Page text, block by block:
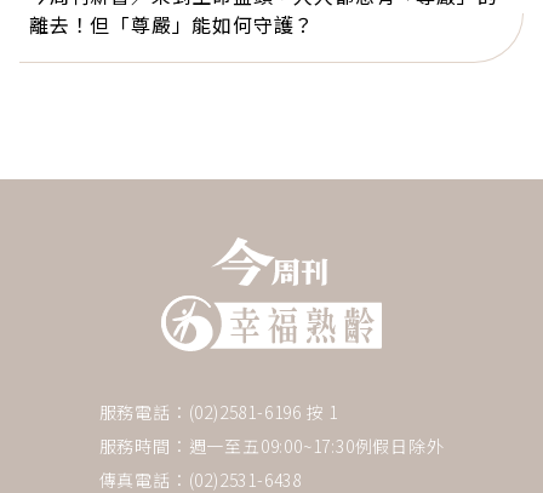
離去！但「尊嚴」能如何守護？
服務電話：(02)2581-6196 按 1
服務時間：週一至五09:00~17:30例假日除外
傳真電話：(02)2531-6438